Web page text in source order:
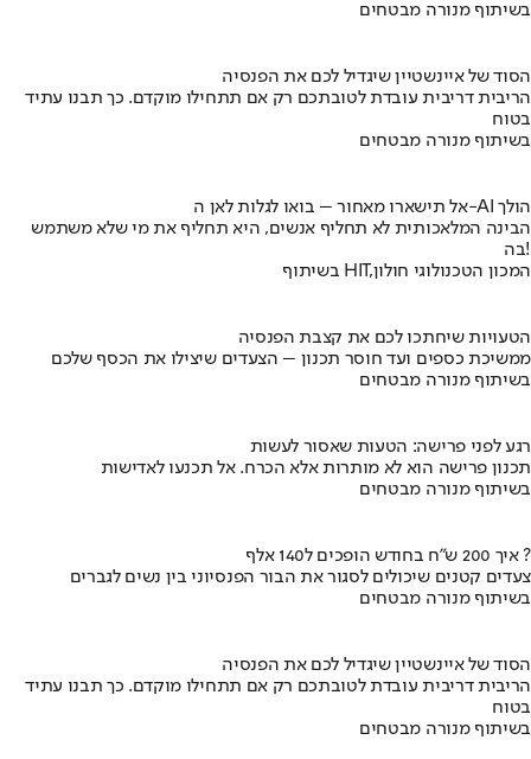
בשיתוף מנורה מבטחים
הסוד של איינשטיין שיגדיל לכם את הפנסיה
הריבית דריבית עובדת לטובתכם רק אם תתחילו מוקדם. כך תבנו עתיד
בטוח
בשיתוף מנורה מבטחים
אל תישארו מאחור – בואו לגלות לאן ה-AI הולך
הבינה המלאכותית לא תחליף אנשים, היא תחליף את מי שלא משתמש
בה!
בשיתוף HIT,המכון הטכנולוגי חולון
הטעויות שיחתכו לכם את קצבת הפנסיה
ממשיכת כספים ועד חוסר תכנון – הצעדים שיצילו את הכסף שלכם
בשיתוף מנורה מבטחים
רגע לפני פרישה: הטעות שאסור לעשות
תכנון פרישה הוא לא מותרות אלא הכרח. אל תכנעו לאדישות
בשיתוף מנורה מבטחים
איך 200 ש"ח בחודש הופכים ל140 אלף ?
צעדים קטנים שיכולים לסגור את הבור הפנסיוני בין נשים לגברים
בשיתוף מנורה מבטחים
הסוד של איינשטיין שיגדיל לכם את הפנסיה
הריבית דריבית עובדת לטובתכם רק אם תתחילו מוקדם. כך תבנו עתיד
בטוח
בשיתוף מנורה מבטחים